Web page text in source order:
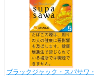
ブラックジャック・スパサワ・